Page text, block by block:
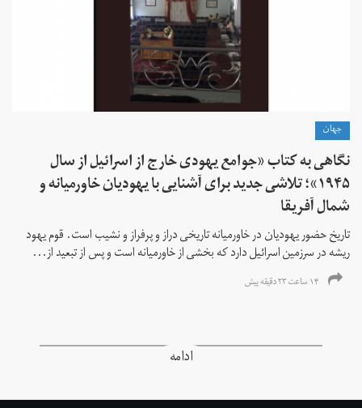
جهان
نگاهی به کتاب «جوامع یهودی خارج از اسرائیل از سال
۱۹۴۵»؛ تلاشی جدید برای آشنایی با یهودیان خاورمیانه و
شمال آفریقا
تاریخ حضور یهودیان در خاورمیانه تاریخی دراز و پرفراز و نشیب است. قوم یهود
ریشه در سرزمین اسرائیل دارد که بخشی از خاورمیانه است و پس از تبعید از...
۱۴ ساعت ۲۳ دقیقه پیش
ادامه